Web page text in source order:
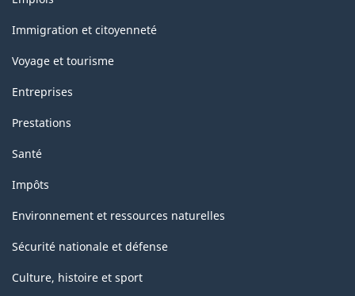
sujets
Immigration et citoyenneté
Voyage et tourisme
Entreprises
Prestations
Santé
Impôts
Environnement et ressources naturelles
Sécurité nationale et défense
Culture, histoire et sport